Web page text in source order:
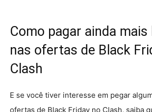
Como pagar ainda mais
nas ofertas de Black
Clash
E se você tiver interesse em pegar
ofertas de Black Friday no Clash, saiba